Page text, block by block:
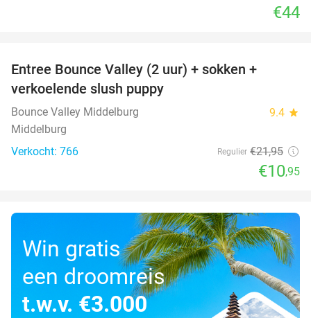
€44
Entree Bounce Valley (2 uur) + sokken +
verkoelende slush puppy
Bounce Valley Middelburg 9.4 star
Middelburg
Verkocht: 766
Regulier €21,95
€10,95
Win gratis
een droomreis
t.w.v. €3.000